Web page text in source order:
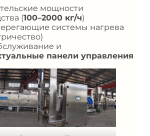
мощности
(100–2000 кг/ч)
системы нагрева
и
панели управления